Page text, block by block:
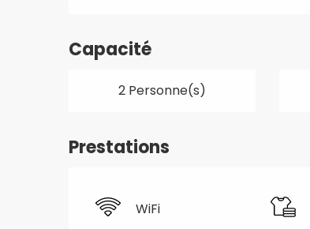
Capacité
2 Personne(s)
Prestations
WiFi